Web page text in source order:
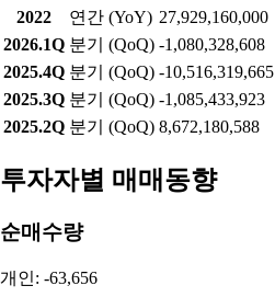
2022
연간 (YoY) 27,929,160,000
2026.1Q 분기 (QoQ) -1,080,328,608
2025.4Q 분기 (QoQ) -10,516,319,665
2025.3Q 분기 (QoQ) -1,085,433,923
2025.2Q 분기 (QoQ) 8,672,180,588
투자자별 매매동향
순매수량
개인: -63,656